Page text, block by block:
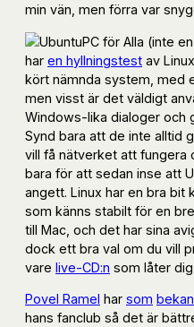
min vän, men förra var
PC för Alla (inte
har en hyllningstest av
kört nämnda system, med
men visst är det väldigt
Windows-lika dialoger och
Synd bara att de inte alltid
vill få nätverket att fungera
bara för att sedan inse att
angett. Linux har en bra bit
som känns stabilt för en
till Mac, och det har sina
dock ett bra val om du vill
vare live-CD:n som låter
Povel Ramel har som
hans fanclub så det är